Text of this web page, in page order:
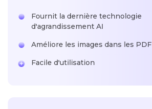
Fournit la dernière technologie
d'agrandissement AI
Améliore les images dans les PDF
Facile d'utilisation